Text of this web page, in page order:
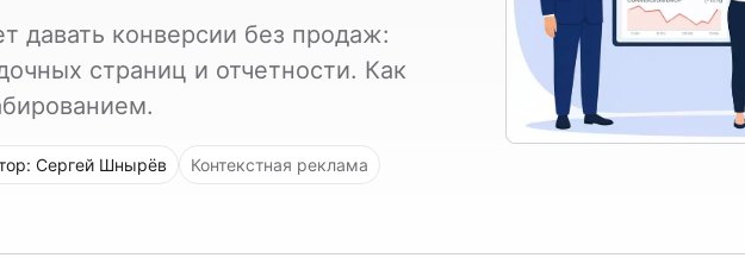
давать конверсии без продаж:
страниц и отчетности. Как
Сергей Шнырёв Контекстная реклама